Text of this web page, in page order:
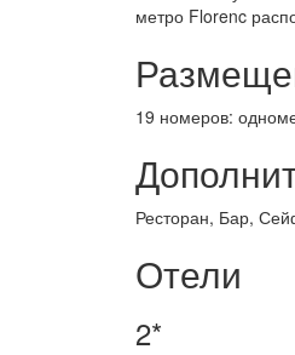
метро Florenc
19 номеров:
Ресторан, Бар,
Отели
2*